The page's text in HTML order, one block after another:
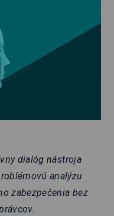
dialóg nástroja
analýzu
zabezpečenia bez